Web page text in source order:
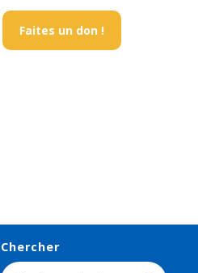
Faites un don !
Chercher